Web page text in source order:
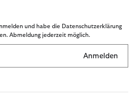
und habe die Datenschutzerklärung
Abmeldung jederzeit möglich.
Anmelden